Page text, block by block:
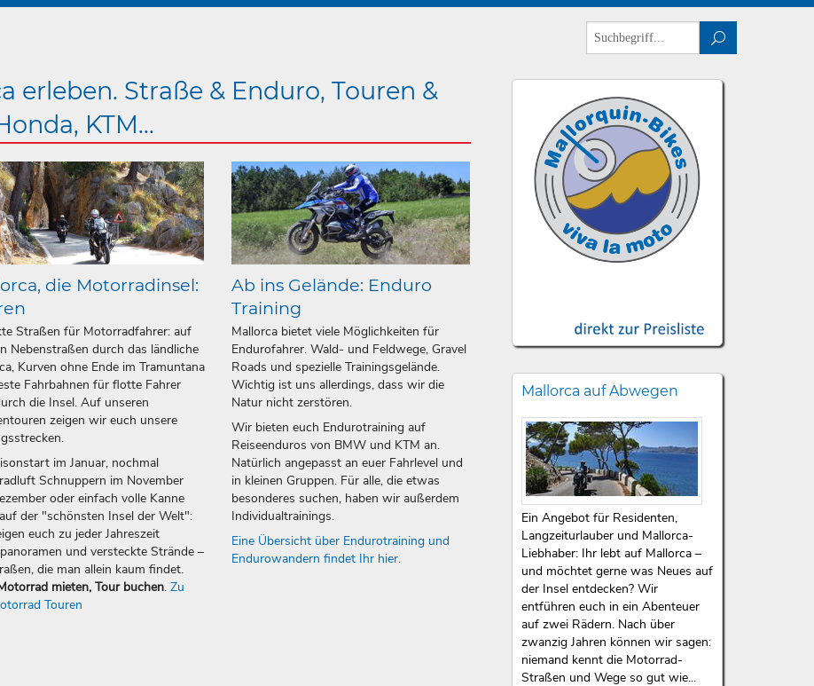
Mallorca auf Abwegen
Ein Angebot für Residenten,
Langzeiturlauber und Mallorca-
Liebhaber: Ihr lebt auf Mallorca –
und möchtet gerne was Neues auf
der Insel entdecken? Wir
entführen euch in ein Abenteuer
auf zwei Rädern. Nach über
zwanzig Jahren können wir sagen:
niemand kennt die Motorrad-
Straßen und Wege so gut wie...
erleben. Straße & Enduro, Touren &
KTM...
die Motorradinsel:
Straßen für Motorradfahrer: auf
Nebenstraßen durch das ländliche
Kurven ohne Ende im Tramuntana
Fahrbahnen für flotte Fahrer
die Insel. Auf unseren
zeigen wir euch unsere
im Januar, nochmal
Schnuppern im November
oder einfach volle Kanne
der "schönsten Insel der Welt":
euch zu jeder Jahreszeit
und versteckte Strände –
die man allein kaum findet.
mieten, Tour buchen.Zu
Touren
Ab ins Gelände: Enduro
Training
Mallorca bietet viele Möglichkeiten für
Endurofahrer. Wald- und Feldwege, Gravel
Roads und spezielle Trainingsgelände.
Wichtig ist uns allerdings, dass wir die
Natur nicht zerstören.
Wir bieten euch Endurotraining auf
Reiseenduros von BMW und KTM an.
Natürlich angepasst an euer Fahrlevel und
in kleinen Gruppen. Für alle, die etwas
besonderes suchen, haben wir außerdem
Individualtrainings.
Eine Übersicht über Endurotraining und
Endurowandern findet Ihr hier.